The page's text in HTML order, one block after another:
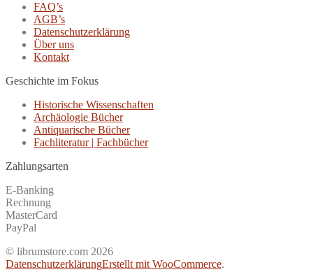
FAQ’s
AGB’s
Datenschutzerklärung
Über uns
Kontakt
Geschichte im Fokus
Historische Wissenschaften
Archäologie Bücher
Antiquarische Bücher
Fachliteratur | Fachbücher
Zahlungsarten
E-Banking
Rechnung
MasterCard
PayPal
© librumstore.com 2026
DatenschutzerklärungErstellt mit WooCommerce.